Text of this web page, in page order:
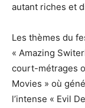
autant riches et
Les thèmes du
« Amazing
court-métrages
Movies » où
l’intense « Evil